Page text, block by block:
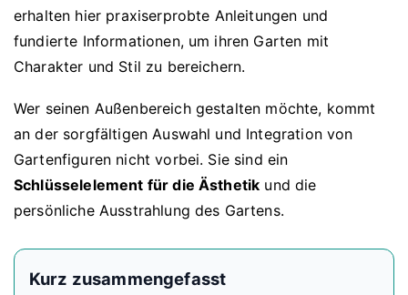
erhalten hier praxiserprobte Anleitungen und
fundierte Informationen, um ihren Garten mit
Charakter und Stil zu bereichern.
Wer seinen Außenbereich gestalten möchte, kommt
an der sorgfältigen Auswahl und Integration von
Gartenfiguren nicht vorbei. Sie sind ein
Schlüsselelement für die Ästhetik und die
persönliche Ausstrahlung des Gartens.
Kurz zusammengefasst